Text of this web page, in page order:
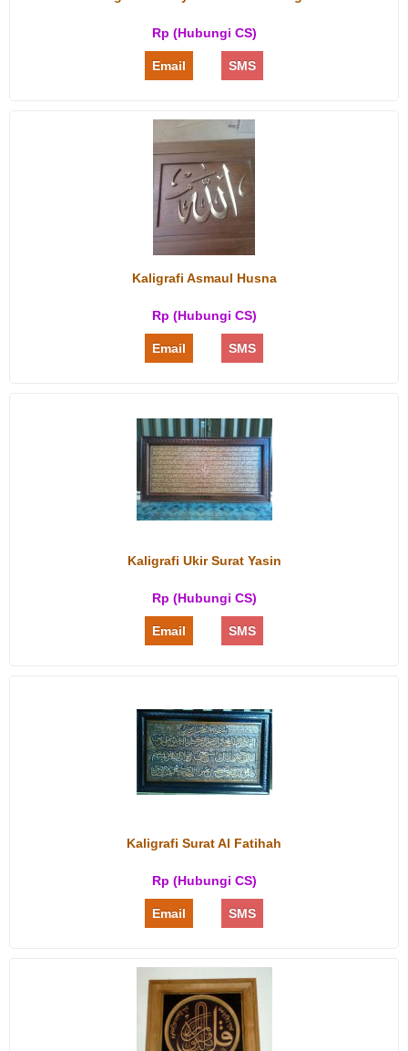
Rp (Hubungi CS)
Email SMS
Kaligrafi Asmaul Husna
Rp (Hubungi CS)
Email SMS
Kaligrafi Ukir Surat Yasin
Rp (Hubungi CS)
Email SMS
Kaligrafi Surat Al Fatihah
Rp (Hubungi CS)
Email SMS